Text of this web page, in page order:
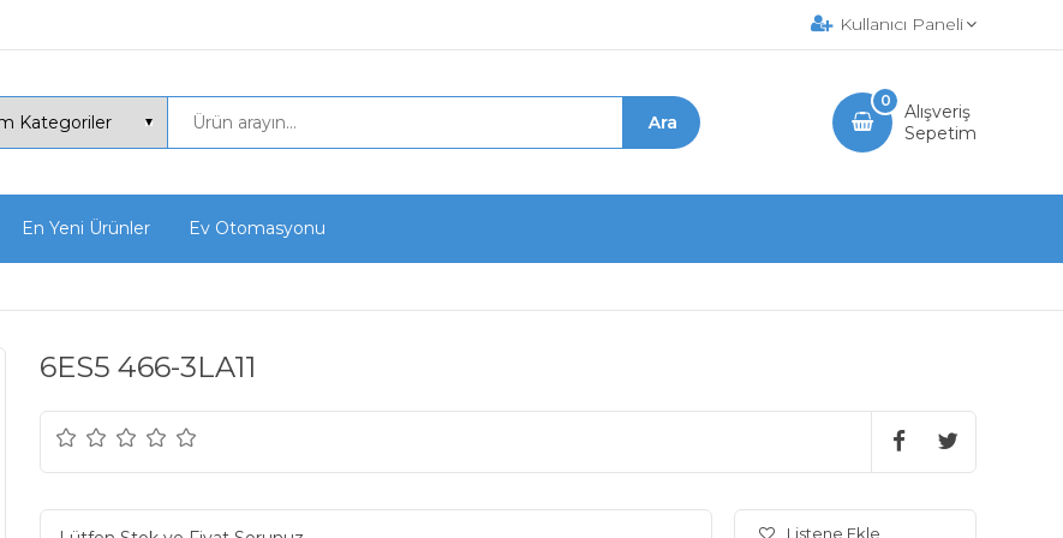
Kullanıcı Paneli
Alışveriş
Sepetim
0
En Yeni Ürünler Ev Otomasyonu
6ES5 466-3LA11
Listene Ekle